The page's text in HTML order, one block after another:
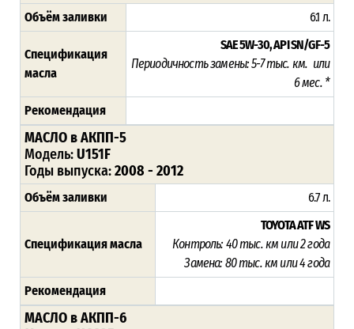
Объём заливки 6.1 л.
Спецификация
масла
SAE 5W-30, API SN/GF-5
Периодичность замены: 5-7 тыс. км. или
6 мес. *
Рекомендация
МАСЛО в АКПП-5
Модель:U151F
Годы выпуска:2008 - 2012
Объём заливки 6.7 л.
Спецификация масла
TOYOTA ATF WS
Контроль: 40 тыс. км или 2 года
Замена: 80 тыс. км или 4 года
Рекомендация
МАСЛО в АКПП-6